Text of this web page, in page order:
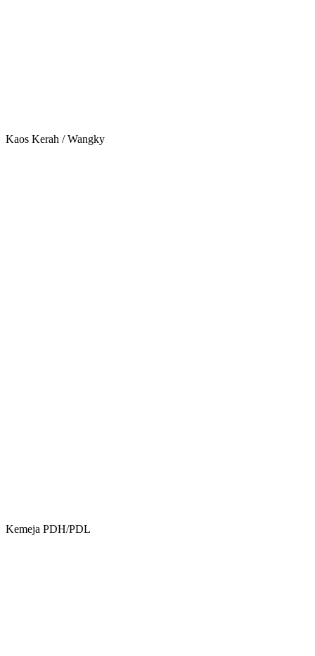
Kaos Kerah / Wangky
Kemeja PDH/PDL